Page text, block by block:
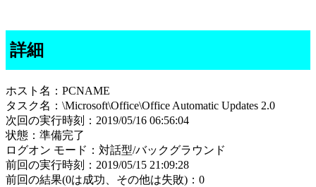
詳細
ホスト名：PCNAME
タスク名：\Microsoft\Office\Office Automatic Updates 2.0
次回の実行時刻：2019/05/16 06:56:04
状態：準備完了
ログオン モード：対話型/バックグラウンド
前回の実行時刻：2019/05/15 21:09:28
前回の結果(0は成功、その他は失敗)：0